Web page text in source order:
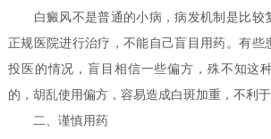
白癜风不是普通的小病，病发机制是比较
正规医院进行治疗，不能自己盲目用药。有些
投医的情况，盲目相信一些偏方，殊不知这
的，胡乱使用偏方，容易造成白斑加重，不利于
二、谨慎用药